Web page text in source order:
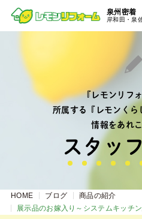
泉州密着
岸和田・泉
『レモンリフ
所属する『レモンくら
情報をあれ
スタッ
HOME ブログ
商品の紹介
展示品のお嫁入り～システムキッチ